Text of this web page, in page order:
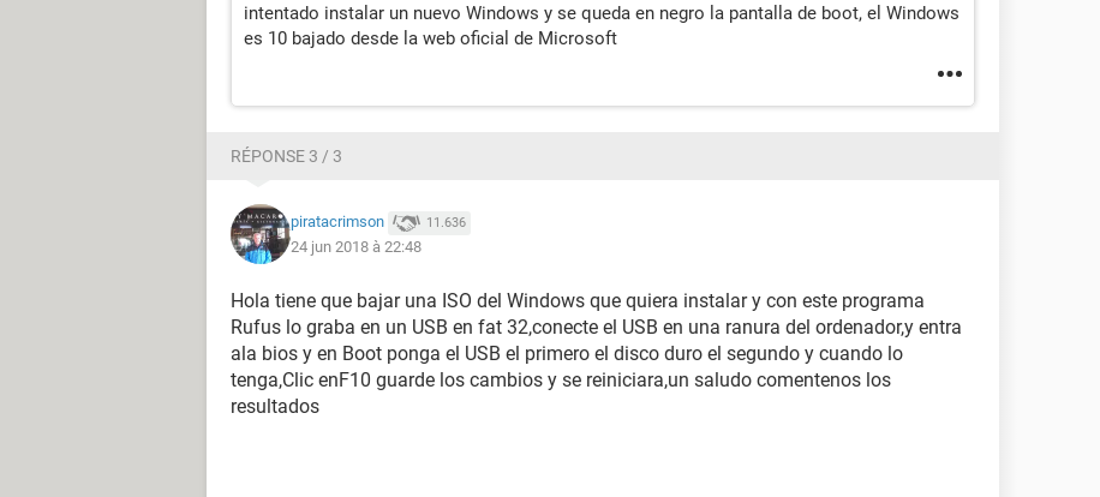
intentado instalar un nuevo Windows y se queda en negro la pantalla de boot, el Windows
es 10 bajado desde la web oficial de Microsoft
RÉPONSE 3 / 3
piratacrimson 11.636
24 jun 2018 à 22:48
Hola tiene que bajar una ISO del Windows que quiera instalar y con este programa
Rufus lo graba en un USB en fat 32,conecte el USB en una ranura del ordenador,y entra
ala bios y en Boot ponga el USB el primero el disco duro el segundo y cuando lo
tenga,Clic enF10 guarde los cambios y se reiniciara,un saludo comentenos los
resultados